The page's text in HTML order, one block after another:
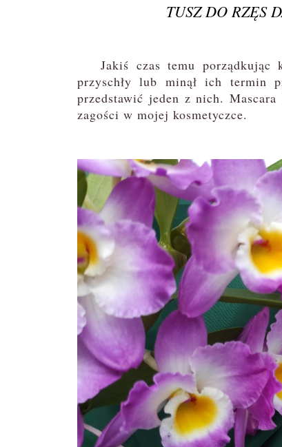
TUSZ DO RZĘS
Jakiś czas temu porządkując
przyschły lub minął ich termin
przedstawić jeden z nich.
zagości w mojej kosmetyczce.